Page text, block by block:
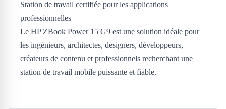
Station de travail certifiée pour les applications
professionnelles
Le HP ZBook Power 15 G9 est une solution idéale pour
les ingénieurs, architectes, designers, développeurs,
créateurs de contenu et professionnels recherchant une
station de travail mobile puissante et fiable.